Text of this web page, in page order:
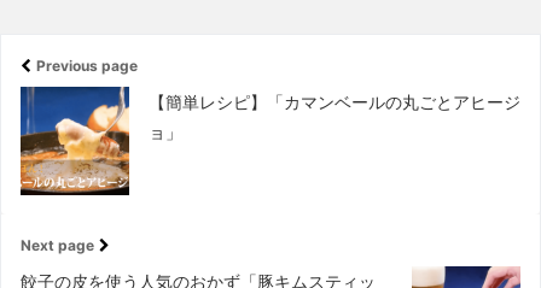
Previous page
【簡単レシピ】「カマンベールの丸ごとアヒージ
ョ」
Next page
餃子の皮を使う人気のおかず「豚キムスティッ